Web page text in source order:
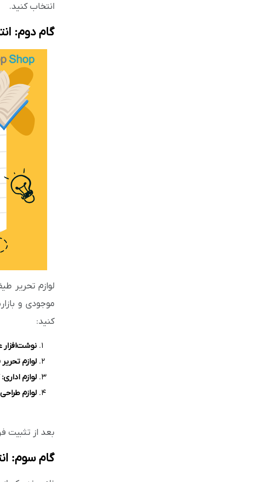
انتخاب کنید.
گام دوم:
لوازم تحریر
موجودی و
کنید:
لوازم
لوازم اداری:
لوازم
بعد از تثبیت
گام سوم: